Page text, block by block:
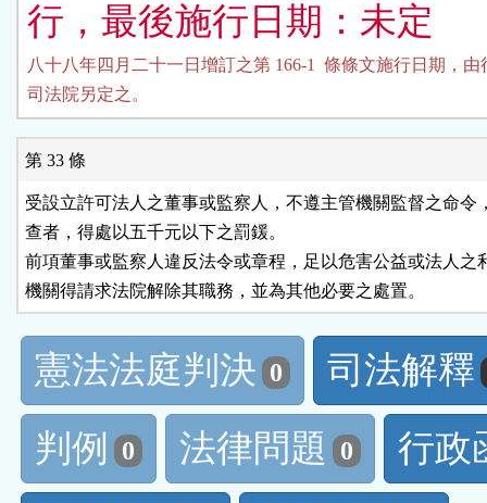
行，最後施行日期：未定
八十八年四月二十一日增訂之第 166-1  條條文施行日期，由
司法院另定之。
第 33 條
受設立許可法人之董事或監察人，不遵主管機關監督之命令
查者，得處以五千元以下之罰鍰。
前項董事或監察人違反法令或章程，足以危害公益或法人之
機關得請求法院解除其職務，並為其他必要之處置。
憲法法庭判決 0
司法解釋
判例
0 法律問題 0
行政